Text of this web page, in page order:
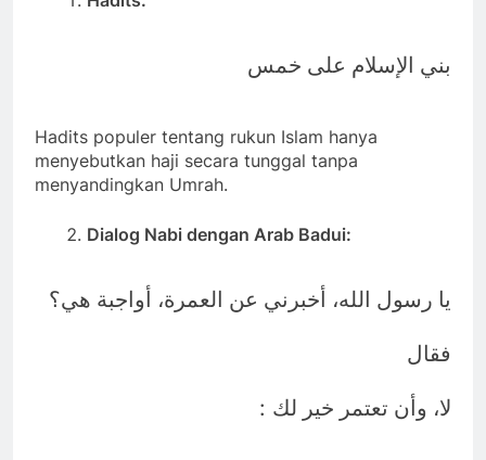
بني الإسلام على خمس
Hadits populer tentang rukun Islam hanya
menyebutkan haji secara tunggal tanpa
menyandingkan Umrah.
Dialog Nabi dengan Arab Badui:
يا رسول الله، أخبرني عن العمرة، أواجبة هي؟
فقال
: لا، وأن تعتمر خير لك